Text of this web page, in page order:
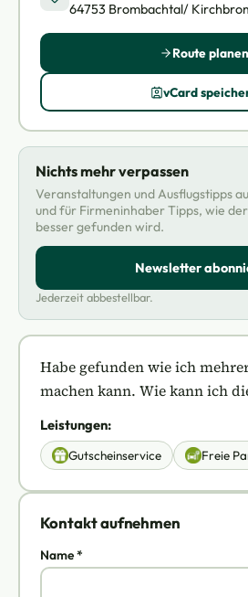
Habe gefunden wie ich
machen kann. Wie kann ich
Leistungen:
Gutscheinservice Freie
Kontakt aufnehmen
Name *
64753 Brombachtal/
Route planen
vCard
Nichts mehr verpassen
Veranstaltungen und Ausflugstipps
und für Firmeninhaber Tipps, wie
besser gefunden wird.
Newsletter
Jederzeit abbestellbar.